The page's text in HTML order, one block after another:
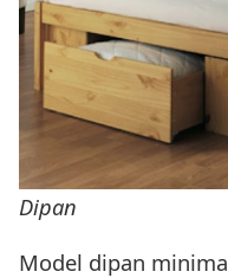
Dipan
Model dipan